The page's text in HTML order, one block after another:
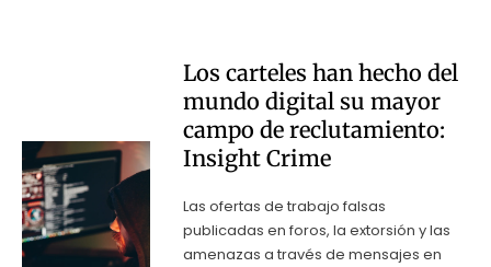
Los carteles han hecho del
mundo digital su mayor
campo de reclutamiento:
Insight Crime
Las ofertas de trabajo falsas
publicadas en foros, la extorsión y las
amenazas a través de mensajes en